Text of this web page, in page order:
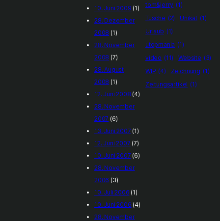
10. Juni 2009 (1)
28. Dezember
2008 (1)
28. November
2008 (7)
28. August
2008 (1)
12. Juni 2008 (4)
28. November
2007 (6)
13. Juni 2007 (1)
12. Juni 2007 (7)
10. Juni 2007 (6)
28. November
2006 (3)
10. Juli 2006 (1)
10. Juni 2006 (4)
28. November
tom&jerry (1)
Tusche (2) Unikat (1)
Urlaub (1)
utopmania (1)
video (11) Website (3)
WIP (4) Zeichnung (1)
Zeitungsartikel (1)